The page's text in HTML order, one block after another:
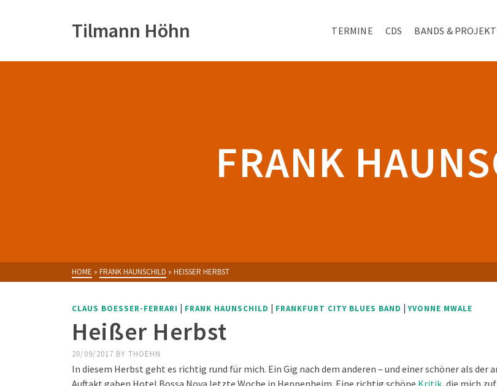
Tilmann Höhn TERMINE CDS BANDS &
FRANK
HOME » FRANK HAUNSCHILD » HEISSER HERBST
CLAUS BOESSER-FERRARI | FRANK HAUNSCHILD | FRANKFURT CITY BLUES BAND |YVONNE MWALE
Heißer Herbst
20/09/2017 BY THOEHN
In diesem Herbst geht es richtig rund für mich. Ein Gig nach dem anderen – und einer schöner als der
Auftakt gaben Hotel Bossa Nova letzte Woche in Heppenheim. Eine richtig schöne Kritik, die mich